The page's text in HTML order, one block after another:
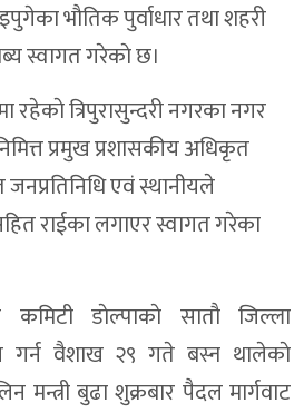
भाैतिक पुर्वाधार तथा शहरी
स्वागत गरेकाे छ।
रहेकाे त्रिपुरासुन्दरी नगरका नगर
प्रमुख प्रशासकीय अधिकृत
जनप्रतिनिधि एवं स्थानीयले
राईका लगाएर स्वागत गरेका
डाेल्पाकाे साताै जिल्ला
गर्न वैशाख २९ गते बस्न थालेकाे
मन्त्री बुढा शुक्रबार पैदल मार्गवाट